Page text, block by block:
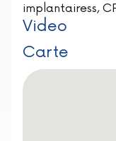
implantairess,
Video
Carte